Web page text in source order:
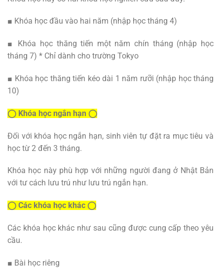
■ Khóa học đầu vào hai năm (nhập học tháng 4)
■ Khóa học thăng tiến một năm chín tháng (nhập học
tháng 7) * Chỉ dành cho trường Tokyo
■ Khóa học thăng tiến kéo dài 1 năm rưỡi (nhập học tháng
10)
◯ Khóa học ngắn hạn ◯
Đối với khóa học ngắn hạn, sinh viên tự đặt ra mục tiêu và
học từ 2 đến 3 tháng.
Khóa học này phù hợp với những người đang ở Nhật Bản
với tư cách lưu trú như lưu trú ngắn hạn.
◯ Các khóa học khác ◯
Các khóa học khác như sau cũng được cung cấp theo yêu
cầu.
■ Bài học riêng